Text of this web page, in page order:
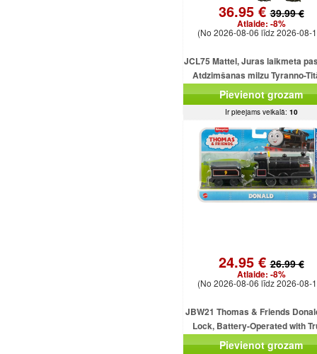
36.95 €39.99 €
Atlaide: -8%
(No 2026-08-06 līdz 2026-08-
JCL75 Mattel, Juras laikmeta
Atdzimšanas milzu Tyranno-
uzbrukuma dinozaura
Pievienot grozam
Ir pieejams veikalā: 10
24.95 €26.99 €
Atlaide: -8%
(No 2026-08-06 līdz 2026-08-
JBW21 Thomas & Friends
Lock, Battery-Operated with
MATTEL
Pievienot grozam